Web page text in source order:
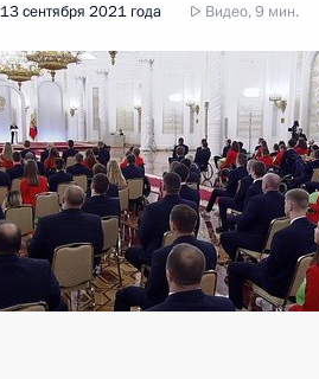
13 сентября 2021 года Видео, 9 мин.